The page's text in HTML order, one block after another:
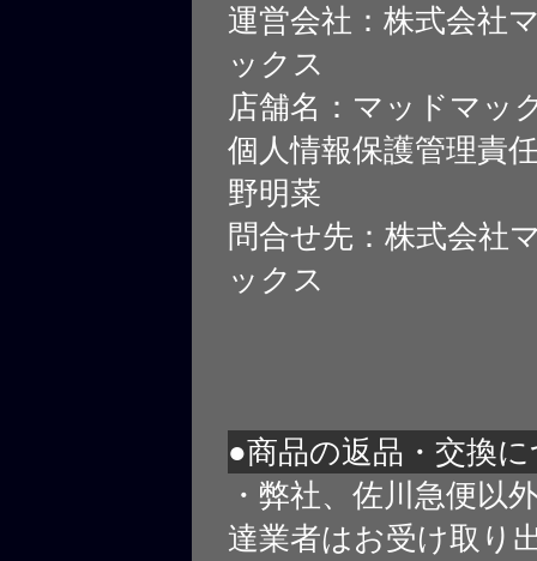
運営会社：株式会社
ックス
店舗名：マッドマッ
個人情報保護管理責
野明菜
問合せ先：株式会社
ックス
●商品の返品・交換
・弊社、佐川急便以
達業者はお受け取り